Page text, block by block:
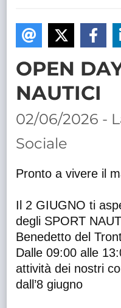
OPEN
NAUTICI
02/06/2026 -
Sociale
Pronto a vivere il
Il 2 GIUGNO ti
degli SPORT
Benedetto del
Dalle 09:00 alle
attività dei nostri
dall’8 giugno